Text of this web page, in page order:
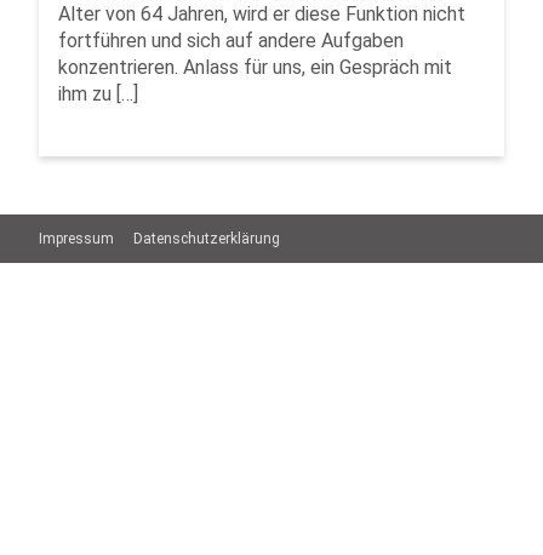
Alter von 64 Jahren, wird er diese Funktion nicht
fortführen und sich auf andere Aufgaben
konzentrieren. Anlass für uns, ein Gespräch mit
ihm zu […]
Impressum Datenschutzerklärung